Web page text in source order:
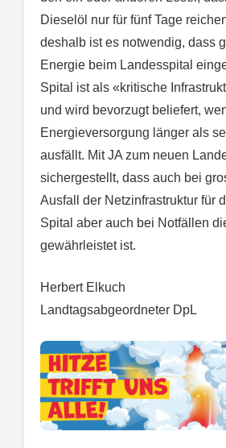
Dieselöl nur für fünf Tage
deshalb ist es notwendig, dass
Energie beim Landesspital
Spital ist als «kritische
und wird bevorzugt beliefert,
Energieversorgung länger als
ausfällt. Mit JA zum neuen
sichergestellt, dass auch bei
Ausfall der Netzinfrastruktur für
Spital aber auch bei Notfällen
gewährleistet ist.
Herbert Elkuch
Landtagsabgeordneter DpL